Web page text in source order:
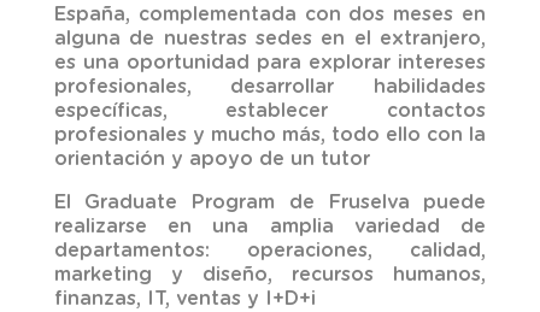
España, complementada con dos meses en
alguna de nuestras sedes en el extranjero,
es una oportunidad para explorar intereses
profesionales, desarrollar habilidades
específicas, establecer contactos
profesionales y mucho más, todo ello con la
orientación y apoyo de un tutor
El Graduate Program de Fruselva puede
realizarse en una amplia variedad de
departamentos: operaciones, calidad,
marketing y diseño, recursos humanos,
finanzas, IT, ventas y I+D+i